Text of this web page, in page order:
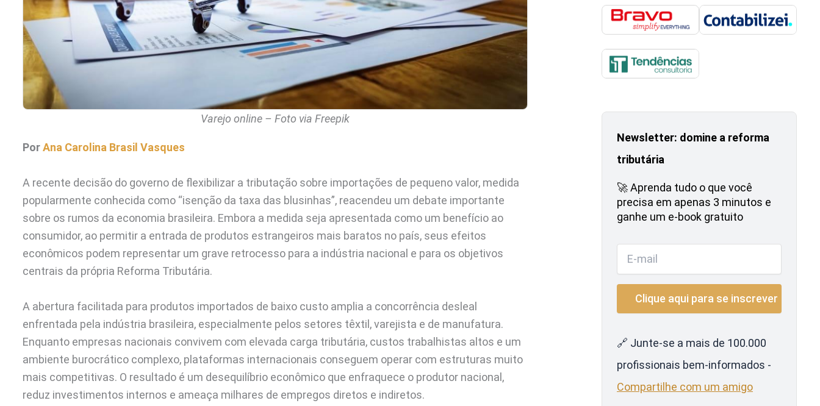
Varejo online – Foto via Freepik
PorAna Carolina Brasil Vasques
A recente decisão do governo de flexibilizar a tributação sobre importações de pequeno valor, medida
popularmente conhecida como “isenção da taxa das blusinhas”, reacendeu um debate importante
sobre os rumos da economia brasileira. Embora a medida seja apresentada como um benefício ao
consumidor, ao permitir a entrada de produtos estrangeiros mais baratos no país, seus efeitos
econômicos podem representar um grave retrocesso para a indústria nacional e para os objetivos
centrais da própria Reforma Tributária.
A abertura facilitada para produtos importados de baixo custo amplia a concorrência desleal
enfrentada pela indústria brasileira, especialmente pelos setores têxtil, varejista e de manufatura.
Enquanto empresas nacionais convivem com elevada carga tributária, custos trabalhistas altos e um
ambiente burocrático complexo, plataformas internacionais conseguem operar com estruturas muito
mais competitivas. O resultado é um desequilíbrio econômico que enfraquece o produtor nacional,
reduz investimentos internos e ameaça milhares de empregos diretos e indiretos.
Newsletter: domine a reforma
tributária
🚀 Aprenda tudo o que você
precisa em apenas 3 minutos e
ganhe um e-book gratuito
🔗 Junte-se a mais de 100.000
profissionais bem-informados -
Compartilhe com um amigo